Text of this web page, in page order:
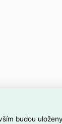
budou